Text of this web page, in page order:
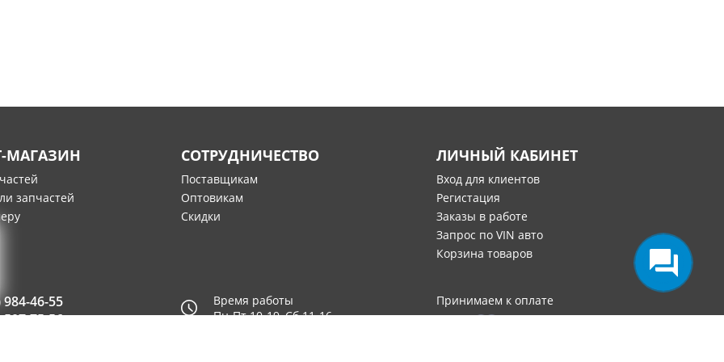
МАГАЗИН
запчастей
СОТРУДНИЧЕСТВО
Поставщикам
Оптовикам
Скидки
ЛИЧНЫЙ КАБИНЕТ
Вход для клиентов
Регистация
Заказы в работе
Запрос по VIN авто
Корзина товаров
984-46-55
507-75-56
Время работы
Пн-Пт 10-19, Сб 11-16
Принимаем к оплате